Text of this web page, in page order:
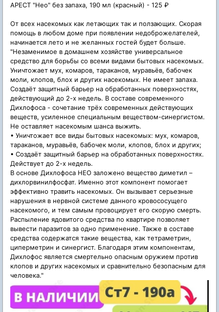
АРЕСТ "Нео" без запаха, 190 мл (красный) - 125 ₽
От всех насекомых как летающих так и ползающих. Скорая
помощь в любом доме при появлении недоброжелателей,
начинается лето и не желанных гостей будет больше.
"Незаменимое в домашнем хозяйстве универсальное
средство для борьбы со всеми видами бытовых насекомых.
Уничтожает мух, комаров, тараканов, муравьёв, бабочек
моли, клопов, блох и других насекомых. Не имеет запаха.
Создаёт защитный барьер на обработанных поверхностях,
действующий до 2-х недель. В составе современного
Дихлофоса - сочетание трёх современных действующих
веществ, усиленное специальным веществом-синергистом.
Не оставляет насекомым шанса выжить.
• Уничтожает все виды бытовых насекомых: мух, комаров,
тараканов, муравьёв, бабочек моли, клопов, блох и других;
• Создаёт защитный барьер на обработанных поверхностях.
Действует до 2-х недель.
В основе Дихлофоса НЕО заложено вещество диметил –
дихлорвинилфосфат. Именно этот компонент помогает
эффективно травить насекомых. Он вызывает серьезные
нарушения в нервной системе данного кровососущего
насекомого, и тем самым провоцирует его скорую смерть.
Распыление ядовитого средства по квартире позволяет
вывести паразитов за одно применение. Также в составе
средства содержатся такие вещества, как тетраметрин,
циперметрин и синергист. Благодаря этим компонентам,
Дихлофос является смертельно опасным оружием против
клопов и других насекомых и сравнительно безопасным для
человека."